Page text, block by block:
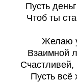
Пусть
Чтоб ты
Желаю
Взаимной
Счастливей,
Пусть всё